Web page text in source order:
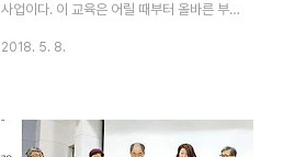
사업이다. 이 교육은 어릴 때부터 올바른 부
한 적이 있었다. 경남에는 가부장적 성향을
2018. 5. 8.